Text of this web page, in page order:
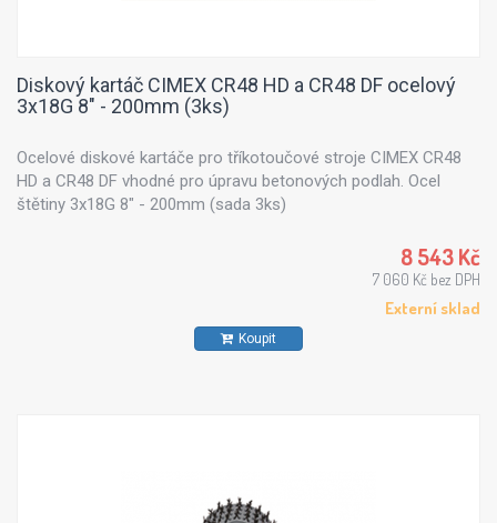
Diskový kartáč CIMEX CR48 HD a CR48 DF ocelový
3x18G 8" - 200mm (3ks)
Ocelové diskové kartáče pro tříkotoučové stroje CIMEX CR48
HD a CR48 DF vhodné pro úpravu betonových podlah. Ocel
štětiny 3x18G 8" - 200mm (sada 3ks)
8 543 Kč
7 060 Kč bez DPH
Externí sklad
Koupit